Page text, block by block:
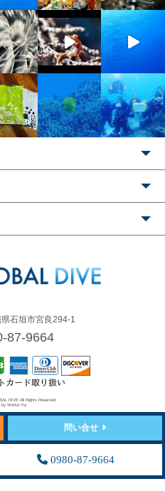
石垣市宮良294-1
87-9664
DIVE All Rights Reserved.
by Works-Yui
問い合せ
0980-87-9664